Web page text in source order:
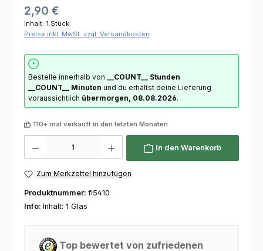
2,90 €
Inhalt: 1 Stück
Preise inkl. MwSt. zzgl. Versandkosten
Bestelle innerhalb von
__COUNT__ Stunden
__COUNT__ Minuten und du erhältst deine Lieferung
voraussichtlich übermorgen, 08.08.2026.
110+ mal verkauft in den letzten Monaten
In den Warenkorb
Zum Merkzettel hinzufügen
Produktnummer: fl5410
Info: Inhalt: 1 Glas
Top bewertet von zufriedenen